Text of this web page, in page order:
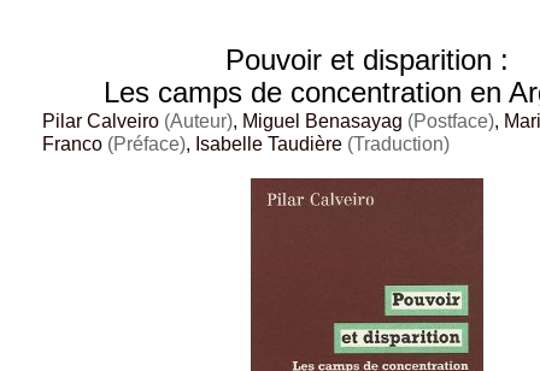
Pouvoir et disparition :
Les camps de concentration en
Pilar Calveiro (Auteur), Miguel Benasayag (Postface),
Franco (Préface), Isabelle Taudière (Traduction)